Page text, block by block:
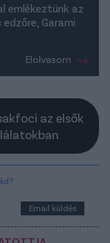
emlékeztünk az
Garami
Elolvasom
az elsők
Email küldés